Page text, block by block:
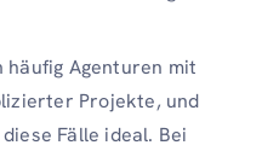
Agenturen mit
Projekte, und
Fälle ideal. Bei